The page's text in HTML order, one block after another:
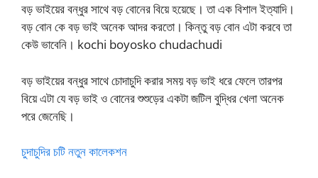
বড় ভাইয়ের বন্ধুর সাথে বড় বোনের বিয়ে হয়েছে। তা এক বিশাল ইত্যাদি।
বড় বোন কে বড় ভাই অনেক আদর করতো। কিন্তু বড় বোন এটা করবে তা
কেউ ভাবেনি। kochi boyosko chudachudi
বড় ভাইয়ের বন্ধুর সাথে চোদাচুদি করার সময় বড় ভাই ধরে ফেলে তারপর
বিয়ে এটা যে বড় ভাই ও বোনের শুশুড়ের একটা জটিল বুদ্ধির খেলা অনেক
পরে জেনেছি।
চুদাচুদির চটি নতুন কালেকশন